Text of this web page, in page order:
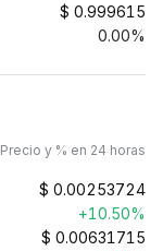
$ 0.999615
0.00%
Precio y % en 24 horas
$ 0.00253724
+10.50%
$ 0.00631715